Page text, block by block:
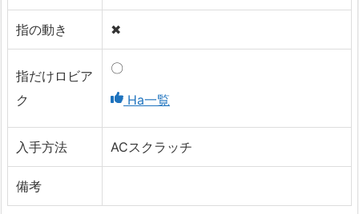
指の動き ✖
指だけロビア
ク
〇
Ha一覧
入手方法 ACスクラッチ
備考